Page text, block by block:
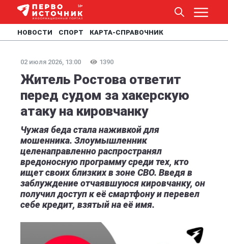
НОВОСТИ СПОРТ КАРТА-СПРАВОЧНИК
02 июля 2026, 13:00 1390
Житель Ростова ответит
перед судом за хакерскую
атаку на кировчанку
Чужая беда стала наживкой для
мошенника. Злоумышленник
целенаправленно распространял
вредоносную программу среди тех, кто
ищет своих близких в зоне СВО. Введя в
заблуждение отчаявшуюся кировчанку, он
получил доступ к её смартфону и перевел
себе кредит, взятый на её имя.